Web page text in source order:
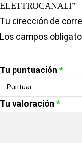
ELETTROCANALI”
Tu dirección de
Los campos
Tu puntuación *
Tu valoración *